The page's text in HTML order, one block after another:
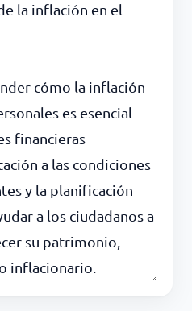
la inflación en el
cómo la inflación
es esencial
financieras
a las condiciones
y la planificación
a los ciudadanos a
su patrimonio,
inflacionario.